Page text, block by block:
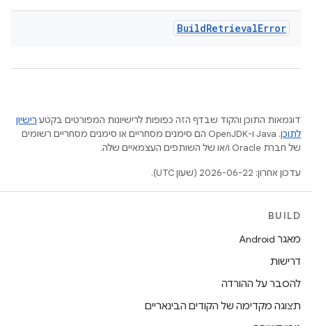
BuildRetrievalError
דוגמאות התוכן והקוד שבדף הזה כפופות לרישיונות המפורטים בקטע רישיון
לתוכן
.‏ Java ו-OpenJDK הם סימנים מסחריים או סימנים מסחריים רשומים
של חברת Oracle ו/או של השותפים העצמאיים שלה.
עדכון אחרון: 2026-06-22 (שעון UTC).
BUILD
מאגר Android
דרישות
להסבר על ההורדה
תצוגה מקדימה של הקודים הבינאריים